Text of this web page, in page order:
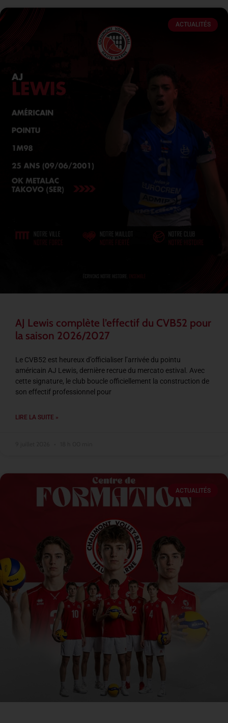
ACTUALITÉS
AJ Lewis complète l’effectif du CVB52 pour
la saison 2026/2027
Le CVB52 est heureux d’officialiser l’arrivée du pointu
américain AJ Lewis, dernière recrue du mercato estival. Avec
cette signature, le club boucle officiellement la construction de
son effectif professionnel pour
LIRE LA SUITE »
ACTUALITÉS